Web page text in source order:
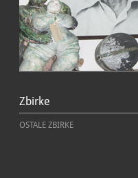
Zbirke
OSTALE ZBIRKE